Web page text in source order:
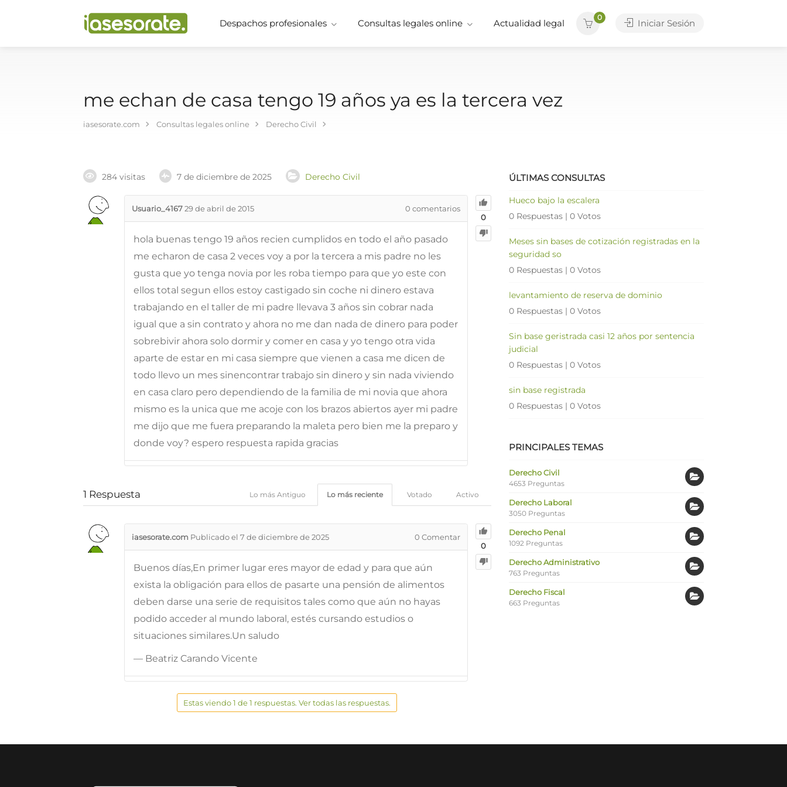
Despachos profesionales Consultas legales online Actualidad legal
0
Iniciar Sesión
me echan de casa tengo 19 años ya es la tercera vez
iasesorate.com Consultas legales online Derecho Civil
284 visitas 7 de diciembre de 2025 Derecho Civil
0
Usuario_416729 de abril de 2015 0 comentarios
hola buenas tengo 19 años recien cumplidos en todo el año pasado
me echaron de casa 2 veces voy a por la tercera a mis padre no les
gusta que yo tenga novia por les roba tiempo para que yo este con
ellos total segun ellos estoy castigado sin coche ni dinero estava
trabajando en el taller de mi padre llevava 3 años sin cobrar nada
igual que a sin contrato y ahora no me dan nada de dinero para poder
sobrebivir ahora solo dormir y comer en casa y yo tengo otra vida
aparte de estar en mi casa siempre que vienen a casa me dicen de
todo llevo un mes sinencontrar trabajo sin dinero y sin nada viviendo
en casa claro pero dependiendo de la familia de mi novia que ahora
mismo es la unica que me acoje con los brazos abiertos ayer mi padre
me dijo que me fuera preparando la maleta pero bien me la preparo y
donde voy? espero respuesta rapida gracias
1 Respuesta Activo
Votado
Lo más reciente
Lo más Antiguo
0
iasesorate.com Publicado el 7 de diciembre de 2025 0 Comentar
Buenos días,En primer lugar eres mayor de edad y para que aún
exista la obligación para ellos de pasarte una pensión de alimentos
deben darse una serie de requisitos tales como que aún no hayas
podido acceder al mundo laboral, estés cursando estudios o
situaciones similares.Un saludo
— Beatriz Carando Vicente
Estas viendo 1 de 1 respuestas. Ver todas las respuestas.
ÚLTIMAS CONSULTAS
Hueco bajo la escalera
0 Respuestas | 0 Votos
Meses sin bases de cotización registradas en la
seguridad so
0 Respuestas | 0 Votos
levantamiento de reserva de dominio
0 Respuestas | 0 Votos
Sin base geristrada casi 12 años por sentencia
judicial
0 Respuestas | 0 Votos
sin base registrada
0 Respuestas | 0 Votos
PRINCIPALES TEMAS
Derecho Civil
4653 Preguntas
Derecho Laboral
3050 Preguntas
Derecho Penal
1092 Preguntas
Derecho Administrativo
763 Preguntas
Derecho Fiscal
663 Preguntas